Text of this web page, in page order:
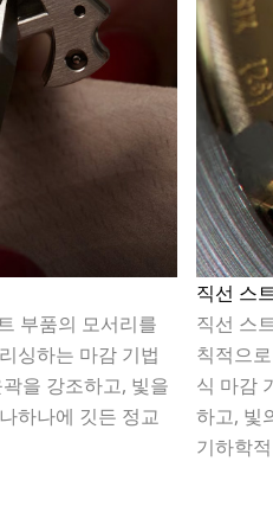
부품의 모서리를
싱하는 마감 기법
을 강조하고, 빛을
하나에 깃든 정교
직선 스
직선 스
칙적으
식 마감
하고, 빛
기하학